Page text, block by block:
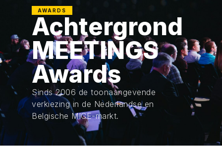
AWARDS
Achtergrond
MEETINGS
Awards
Sinds 2006 de toonaangevende
verkiezing in de Nederlandse en
Belgische MICE-markt.